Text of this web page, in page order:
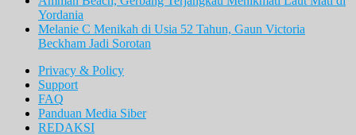
Yordania
Melanie C Menikah di Usia 52 Tahun, Gaun Victoria
Beckham Jadi Sorotan
Privacy & Policy
Support
FAQ
Panduan Media Siber
REDAKSI